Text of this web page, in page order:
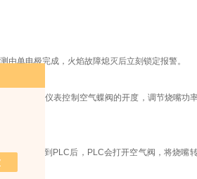
单电极完成，火焰故障熄灭后立刻锁定报警。
后由温控仪表控制空气蝶阀的开度，调节烧嘴功
信号传输到PLC后，PLC会打开空气阀，将烧嘴